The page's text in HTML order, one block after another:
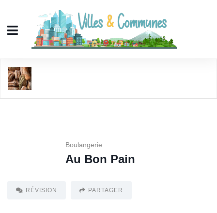
Boulangerie
Au Bon Pain
RÉVISION PARTAGER